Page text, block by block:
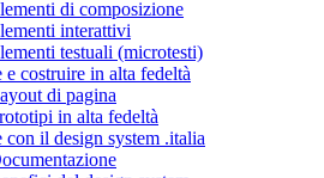
di composizione
interattivi
testuali (microtesti)
e costruire in alta fedeltà
di pagina
in alta fedeltà
con il design system .italia